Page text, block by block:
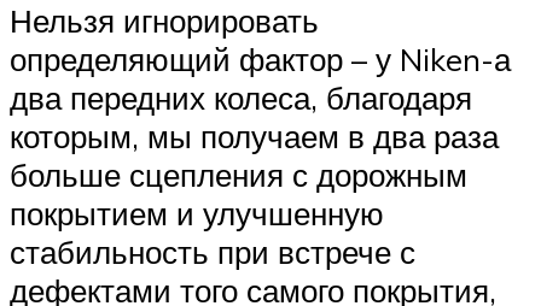
Нельзя игнорировать
определяющий фактор – у Niken-а
два передних колеса, благодаря
которым, мы получаем в два раза
больше сцепления с дорожным
покрытием и улучшенную
стабильность при встрече с
дефектами того самого покрытия,